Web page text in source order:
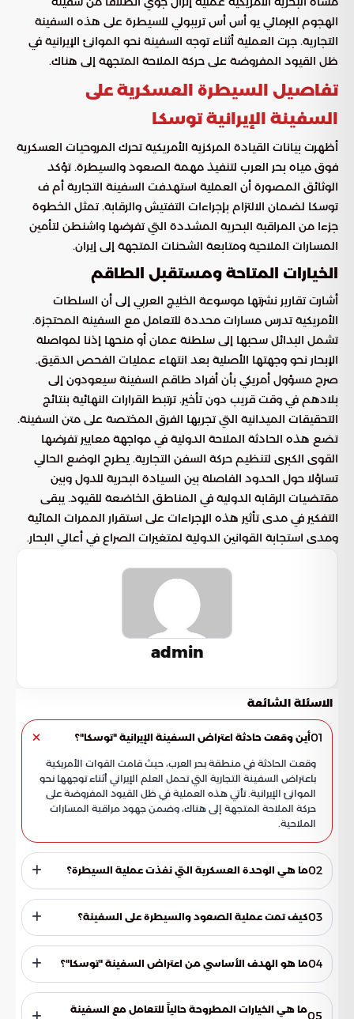
الهجوم البرمائي يو أس أس تريبولي للسيطرة على هذه السفينة
التجارية. جرت العملية أثناء توجه السفينة نحو الموانئ الإيرانية في
ظل القيود المفروضة على حركة الملاحة المتجهة إلى هناك.
تفاصيل السيطرة العسكرية على
السفينة الإيرانية توسكا
أظهرت بيانات القيادة المركزية الأمريكية تحرك المروحيات العسكرية
فوق مياه بحر العرب لتنفيذ مهمة الصعود والسيطرة. تؤكد
الوثائق المصورة أن العملية استهدفت السفينة التجارية أم ف
توسكا لضمان الالتزام بإجراءات التفتيش والرقابة. تمثل الخطوة
جزءا من المراقبة البحرية المشددة التي تفرضها واشنطن لتأمين
المسارات الملاحية ومتابعة الشحنات المتجهة إلى إيران.
الخيارات المتاحة ومستقبل الطاقم
أشارت تقارير نشرتها موسوعة الخليج العربي إلى أن السلطات
الأمريكية تدرس مسارات محددة للتعامل مع السفينة المحتجزة.
تشمل البدائل سحبها إلى سلطنة عمان أو منحها إذنا لمواصلة
الإبحار نحو وجهتها الأصلية بعد انتهاء عمليات الفحص الدقيق.
صرح مسؤول أمريكي بأن أفراد طاقم السفينة سيعودون إلى
بلادهم في وقت قريب دون تأخير. ترتبط القرارات النهائية بنتائج
التحقيقات الميدانية التي تجريها الفرق المختصة على متن السفينة.
تضع هذه الحادثة الملاحة الدولية في مواجهة معايير تفرضها
القوى الكبرى لتنظيم حركة السفن التجارية. يطرح الوضع الحالي
تساؤلا حول الحدود الفاصلة بين السيادة البحرية للدول وبين
مقتضيات الرقابة الدولية في المناطق الخاضعة للقيود. يبقى
التفكير في مدى تأثير هذه الإجراءات على استقرار الممرات المائية
ومدى استجابة القوانين الدولية لمتغيرات الصراع في أعالي البحار.
admin
الاسئلة الشائعة
01أين وقعت حادثة اعتراض السفينة الإيرانية "توسكا"؟
وقعت الحادثة في منطقة بحر العرب، حيث قامت القوات الأمريكية
باعتراض السفينة التجارية التي تحمل العلم الإيراني أثناء توجهها نحو
الموانئ الإيرانية. تأتي هذه العملية في ظل القيود المفروضة على
حركة الملاحة المتجهة إلى هناك، وضمن جهود مراقبة المسارات
الملاحية.
02ما هي الوحدة العسكرية التي نفذت عملية السيطرة؟
السفينة "توسكا". وقد انطلقت هذه القوات من سفينة الهجوم03كيف تمت عملية الصعود والسيطرة على السفينة؟
تمت عبر تحرك المروحيات العسكرية فوق مياه البحر. تم تنفيذ مهمة
الصعود والسيطرة من خلال إنزال جوي مباشر على متن السفينة
04ما هو الهدف الأساسي من اعتراض السفينة "توسكا"؟
والرقابة المشددة التي تفرضها واشنطن. تسعى هذه الخطوات
05ما هي الخيارات المطروحة حالياً للتعامل مع السفينة